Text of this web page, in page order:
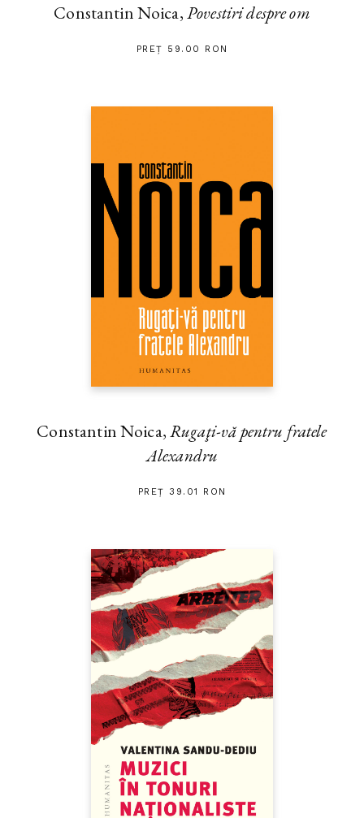
Constantin Noica,Povestiri despre om
PREȚ 59.00 RON
Constantin Noica,Rugaţi-vă pentru fratele
Alexandru
PREȚ 39.01 RON